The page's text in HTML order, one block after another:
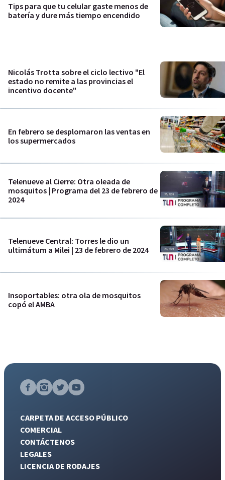
Tips para que tu celular gaste menos de
batería y dure más tiempo encendido
Nicolás Trotta sobre el ciclo lectivo "El
estado no remite a las provincias el
incentivo docente"
En febrero se desplomaron las ventas en
los supermercados
Telenueve al Cierre: Otra oleada de
mosquitos | Programa del 23 de febrero de
2024
Telenueve Central: Torres le dio un
ultimátum a Milei | 23 de febrero de 2024
Insoportables: otra ola de mosquitos
copó el AMBA
CARPETA DE ACCESO PÚBLICO
COMERCIAL
CONTÁCTENOS
LEGALES
LICENCIA DE RODAJES